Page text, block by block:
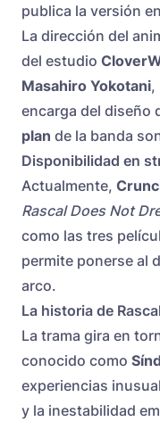
publica la versión
La dirección del
del estudio
Masahiro Yokotani,
encarga del diseño
plan de la banda
Disponibilidad en
Actualmente,
Rascal Does Not
como las tres
permite ponerse al
arco.
La historia de
La trama gira en
conocido como
experiencias
y la inestabilidad